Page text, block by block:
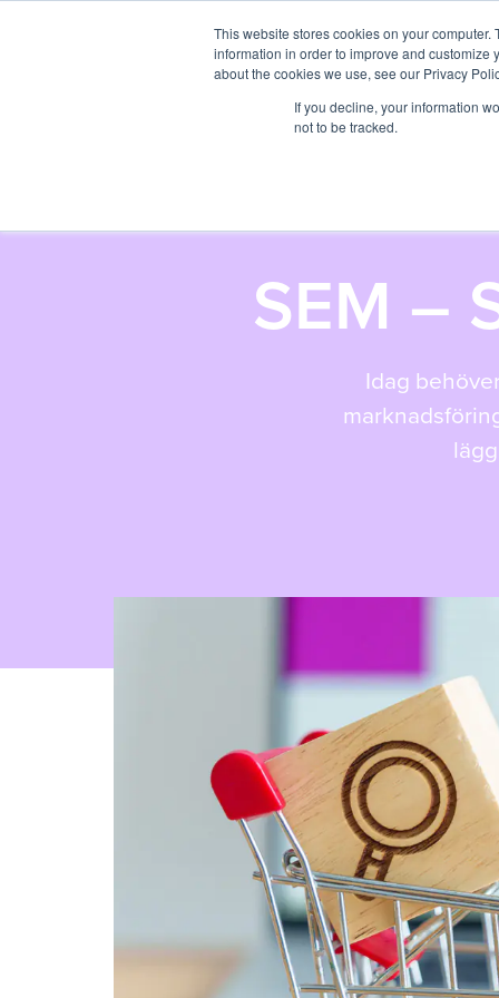
This website stores cookies on your
information in order to improve and customize
about the cookies we use, see our Privacy
If you decline, your information
not to be tracked.
SEM –
Idag